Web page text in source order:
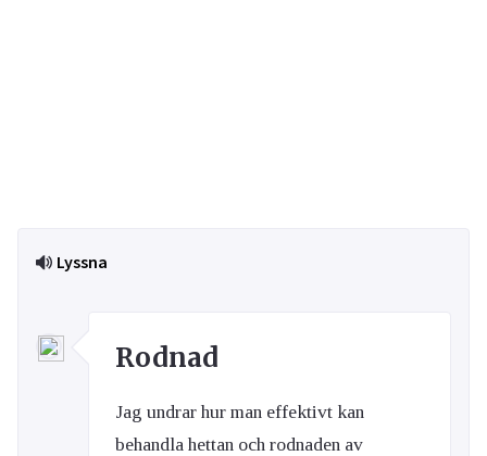
Lyssna
Rodnad
Jag undrar hur man effektivt kan
behandla hettan och rodnaden av